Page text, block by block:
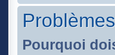
Pourquoi